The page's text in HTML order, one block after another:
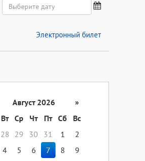
Электронный билет
Август 2026
»
Вт Ср Чт Пт Сб
Вс
28 29 30 31 1
2
4 5 6 7 8
9